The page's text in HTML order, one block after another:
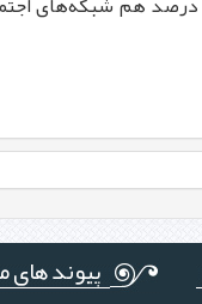
پیوند های